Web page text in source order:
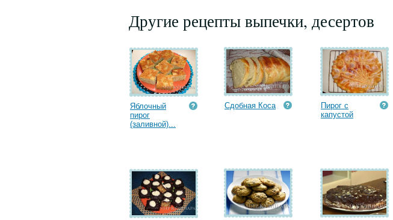
Другие рецепты выпечки, десертов
Яблочный
пирог
(заливной)...
Сдобная Коса
Пирог с
капустой